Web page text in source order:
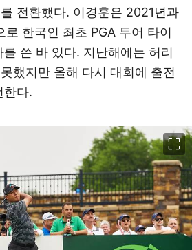
전환했다. 이경훈은 2021년과
한국인 최초 PGA 투어 타이
쓴 바 있다. 지난해에는 허리
했지만 올해 다시 대회에 출전
한다.